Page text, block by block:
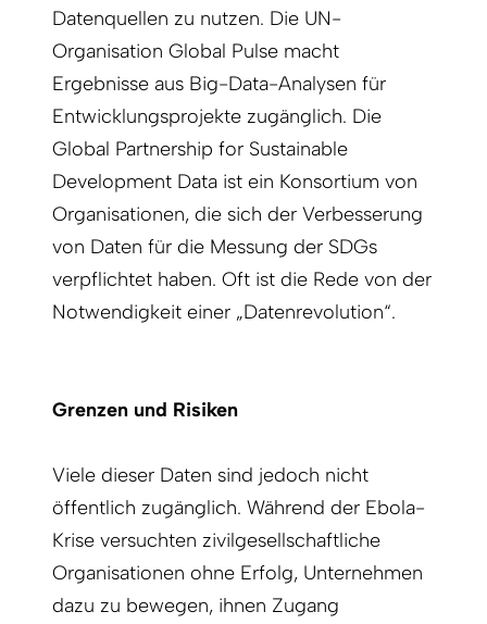
Datenquellen zu nutzen. Die UN-
Organisation Global Pulse macht
Ergebnisse aus Big-Data-Analysen für
Entwicklungsprojekte zugänglich. Die
Global Partnership for Sustainable
Development Data ist ein Konsortium von
Organisationen, die sich der Verbesserung
von Daten für die Messung der SDGs
verpflichtet haben. Oft ist die Rede von der
Notwendigkeit einer „Datenrevolution“.
Grenzen und Risiken
Viele dieser Daten sind jedoch nicht
öffentlich zugänglich. Während der Ebola-
Krise versuchten zivilgesellschaftliche
Organisationen ohne Erfolg, Unternehmen
dazu zu bewegen, ihnen Zugang